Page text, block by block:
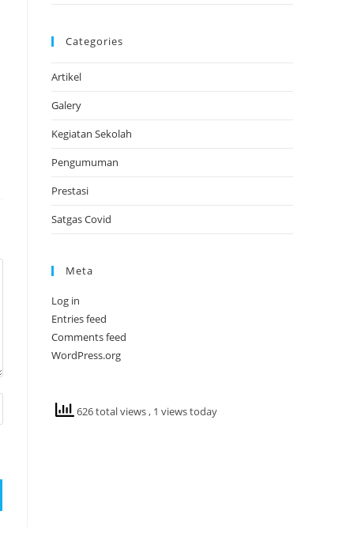
Categories
Artikel
Galery
Kegiatan Sekolah
Pengumuman
Prestasi
Satgas Covid
Meta
Log in
Entries feed
Comments feed
WordPress.org
626 total views, 1 views today